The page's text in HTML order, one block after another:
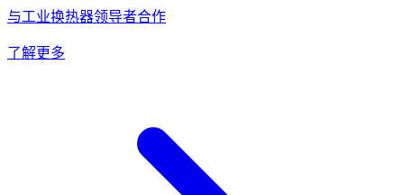
与工业换热器领导者合作
了解更多